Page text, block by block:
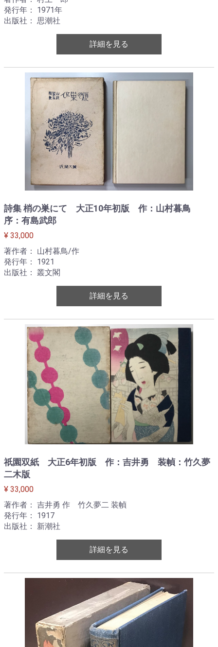
発行年： 1971年
出版社： 思潮社
詳細を見る
詩集 梢の巣にて 大正10年初版 作：山村暮鳥
序：有島武郎
¥ 33,000
著作者： 山村暮鳥/作
発行年： 1921
出版社： 叢文閣
詳細を見る
祇園双紙 大正6年初版 作：吉井勇 装幀：竹久夢
二木版
¥ 33,000
著作者： 吉井勇 作 竹久夢二 装幀
発行年： 1917
出版社： 新潮社
詳細を見る